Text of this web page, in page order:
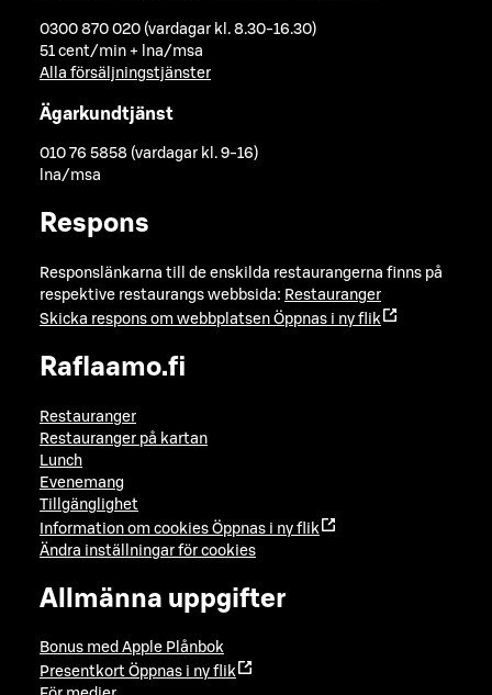
0300 870 020 (vardagar kl. 8.30-16.30)
51 cent/min + lna/msa
Alla försäljningstjänster
Ägarkundtjänst
010 76 5858 (vardagar kl. 9-16)
lna/msa
Respons
Responslänkarna till de enskilda restaurangerna finns på
respektive restaurangs webbsida: Restauranger
Skicka respons om webbplatsen Öppnas i ny flik
Raflaamo.fi
Restauranger
Restauranger på kartan
Lunch
Evenemang
Tillgänglighet
Information om cookies Öppnas i ny flik
Ändra inställningar för cookies
Allmänna uppgifter
Bonus med Apple Plånbok
Presentkort Öppnas i ny flik